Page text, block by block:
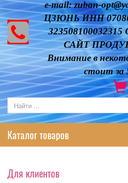
e-mail: zuban-
ЦЗЮНЬ ИНН
САЙТ
Внимание в
стоит
Каталог товаров
Для клиентов